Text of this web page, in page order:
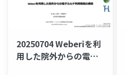
20250704 Weberiを利
用した院外からの電子